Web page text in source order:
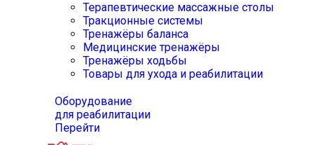
Терапевтические массажные столы
Тракционные системы
Тренажёры баланса
Медицинские тренажёры
Тренажёры ходьбы
Товары для ухода и реабилитации
Оборудование
для реабилитации
Перейти